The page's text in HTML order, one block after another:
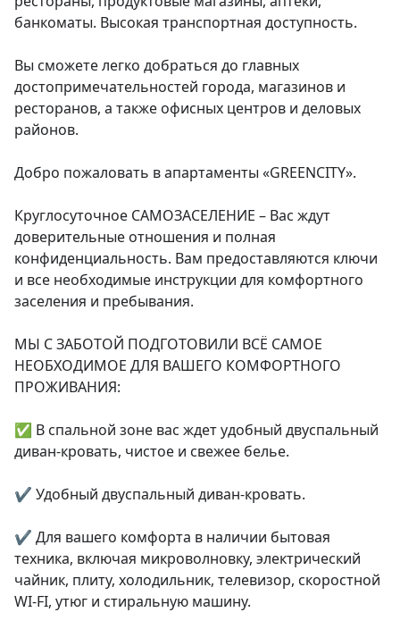
банкoмaты. Выcoкая тpанcпopтная дocтупноcть.
Вы cможетe легкo добраться до главных
достопримечательностей города, магазинов и
ресторанов, а также офисных центров и деловых
районов.
Добро пожаловать в апартаменты «GREENCITY».
Круглосуточное CАМOЗAСЕЛЕНИЕ – Вас ждут
доверительные отношения и полная
конфиденциальность. Вам предоставляются ключи
и все необходимые инструкции для комфортного
заселения и пребывания.
МЫ С ЗАБОТОЙ ПОДГОТОВИЛИ ВСЁ САМОЕ
НЕОБХОДИМОЕ ДЛЯ ВАШЕГО КОМФОРТНОГО
ПРОЖИВАНИЯ:
✅ В спальной зоне вас ждет удобный двуспальный
диван-кровать, чистое и свежее белье.
✔️ Удобный двуспальный диван-кровать.
✔️ Для вашего комфорта в наличии бытовая
техника, включая микроволновку, электрический
чайник, плиту, холодильник, телевизор, скоростной
WI-FI, утюг и стиральную машину.